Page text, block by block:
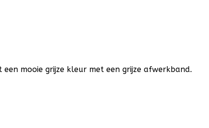
mooie grijze kleur met een grijze afwerkband.